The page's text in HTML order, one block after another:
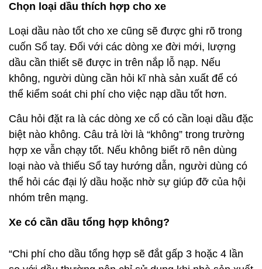
biệt nào không. Câu trả lời là “không” trong trường
hợp xe vẫn chạy tốt. Nếu không biết rõ nên dùng
loại nào và thiếu Sổ tay hướng dẫn, người dùng có
thể hỏi các đại lý dầu hoặc nhờ sự giúp đỡ của hội
nhóm trên mạng.
Xe có cần dầu tổng hợp không?
“Chi phí cho dầu tổng hợp sẽ đắt gấp 3 hoặc 4 lần
so với dầu thường nên chỉ sử dụng khi nhà sản xuất
yêu cầu”, ông Đ.Q.Hải, chủ salon ôtô tại thành phố
Quy Nhơn cho biết.